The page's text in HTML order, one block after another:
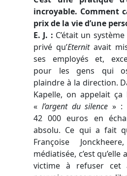
incroyable. Comment
prix de la vie d’une
E. J. : C’était un
privé qu’Eternitavait
ses employés et,
pour les gens qui
plaindre à la direction.
Kapelle, on appelait ça
« l’argent du silence » :
42 000 euros en
absolu. Ce qui a fait
Françoise
médiatisée, c’est
victime à refuser cet